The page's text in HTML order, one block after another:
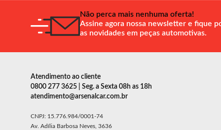
Não perca mais nenhuma oferta!
Assine agora nossa newsletter e fique
as novidades em peças automotivas.
Atendimento ao cliente
0800 277 3625 | Seg. a Sexta 08h as 18h
atendimento@arsenalcar.com.br
CNPJ: 15.776.984/0001-74
Av. Adília Barbosa Neves, 3636